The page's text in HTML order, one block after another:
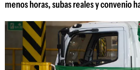
menos horas, subas reales y convenio